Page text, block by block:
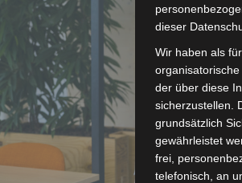
dieser
Wir haben als
der über diese
sicherzustellen.
grundsätzlich
gewährleistet
frei,
telefonisch, an